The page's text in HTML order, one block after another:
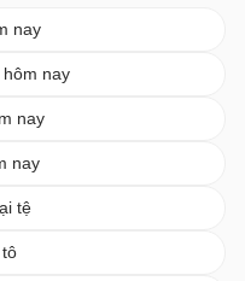
nay
nay
nay
nay
tệ